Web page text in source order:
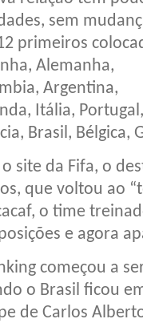
sem
primeiros
Alemanha,
Argentina,
Itália, Portugal,
Brasil, Bélgica,
o site da Fifa, o
que voltou ao
o time
e agora
começou a
o Brasil ficou
de Carlos